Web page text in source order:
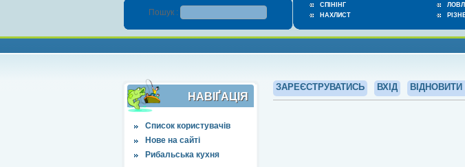
СПІНІНГ
НАХЛИСТ
Пошук :
НАВІҐАЦІЯ
Список користувачів
Нове на сайті
Рибальська кухня
ЗАРЕЄСТРУВАТИСЬ ВХІД